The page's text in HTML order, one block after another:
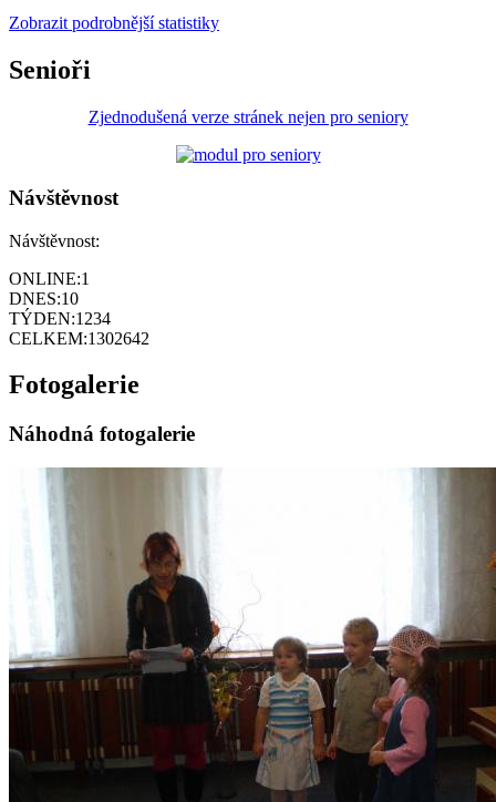
Zobrazit podrobnější statistiky
Senioři
Zjednodušená verze stránek nejen pro seniory
Návštěvnost
Návštěvnost:
ONLINE:1
DNES:10
TÝDEN:1234
CELKEM:1302642
Fotogalerie
Náhodná fotogalerie